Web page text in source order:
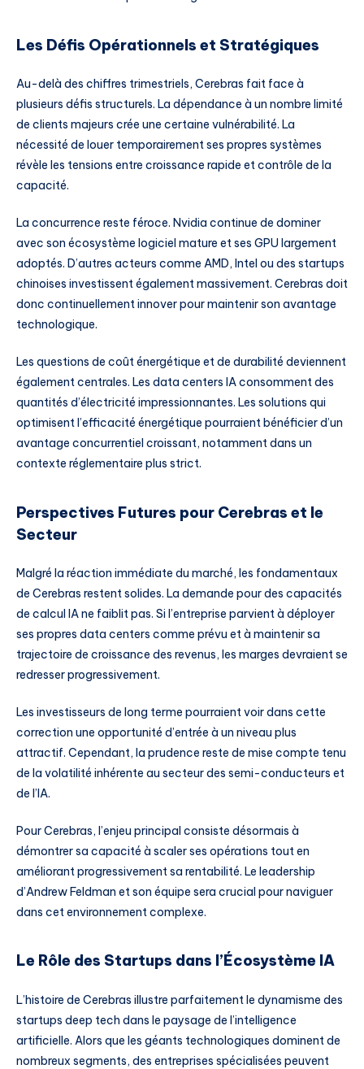
Les Défis Opérationnels et Stratégiques
Au-delà des chiffres trimestriels, Cerebras fait face à
plusieurs défis structurels. La dépendance à un nombre limité
de clients majeurs crée une certaine vulnérabilité. La
nécessité de louer temporairement ses propres systèmes
révèle les tensions entre croissance rapide et contrôle de la
capacité.
La concurrence reste féroce. Nvidia continue de dominer
avec son écosystème logiciel mature et ses GPU largement
adoptés. D’autres acteurs comme AMD, Intel ou des startups
chinoises investissent également massivement. Cerebras doit
donc continuellement innover pour maintenir son avantage
technologique.
Les questions de coût énergétique et de durabilité deviennent
également centrales. Les data centers IA consomment des
quantités d’électricité impressionnantes. Les solutions qui
optimisent l’efficacité énergétique pourraient bénéficier d’un
avantage concurrentiel croissant, notamment dans un
contexte réglementaire plus strict.
Perspectives Futures pour Cerebras et le
Secteur
Malgré la réaction immédiate du marché, les fondamentaux
de Cerebras restent solides. La demande pour des capacités
de calcul IA ne faiblit pas. Si l’entreprise parvient à déployer
ses propres data centers comme prévu et à maintenir sa
trajectoire de croissance des revenus, les marges devraient se
redresser progressivement.
Les investisseurs de long terme pourraient voir dans cette
correction une opportunité d’entrée à un niveau plus
attractif. Cependant, la prudence reste de mise compte tenu
de la volatilité inhérente au secteur des semi-conducteurs et
de l’IA.
Pour Cerebras, l’enjeu principal consiste désormais à
démontrer sa capacité à scaler ses opérations tout en
améliorant progressivement sa rentabilité. Le leadership
d’Andrew Feldman et son équipe sera crucial pour naviguer
dans cet environnement complexe.
Le Rôle des Startups dans l’Écosystème IA
L’histoire de Cerebras illustre parfaitement le dynamisme des
startups deep tech dans le paysage de l’intelligence
artificielle. Alors que les géants technologiques dominent de
nombreux segments, des entreprises spécialisées peuvent